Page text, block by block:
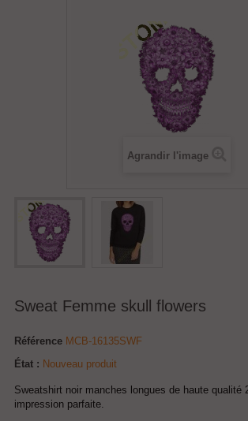
Agrandir l'image
Sweat Femme skull flowers
Référence MCB-16135SWF
État : Nouveau produit
Sweatshirt noir manches longues de haute qualité
impression parfaite.